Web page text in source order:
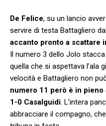
De Felice, su un lancio
servire di testa Battagliero
accanto pronto a scattare
Il numero 3 dello Jolo
quella che si aspettava l’ala
velocità e Battagliero non
numero 11 però è in
1-0 Casalguidi. L’intera
abbracciare il compagno,